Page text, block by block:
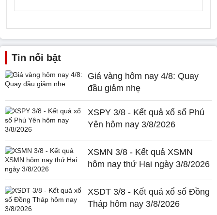
Tin nổi bật
Giá vàng hôm nay 4/8: Quay
đầu giảm nhẹ
XSPY 3/8 - Kết quả xổ số Phú
Yên hôm nay 3/8/2026
XSMN 3/8 - Kết quả XSMN
hôm nay thứ Hai ngày 3/8/2026
XSDT 3/8 - Kết quả xổ số Đồng
Tháp hôm nay 3/8/2026